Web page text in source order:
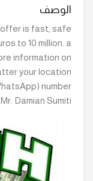
الوصف
is fast, safe
to 10 million. a
information on
your location
number
Mr. Damian Sumiti